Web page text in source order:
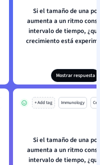
Si el tamaño de una
aumenta a un ritmo
intervalo de tiempo,
crecimiento está
Mostrar respuesta
+ Add tag Immunology
Si el tamaño de una
aumenta a un ritmo
intervalo de tiempo,